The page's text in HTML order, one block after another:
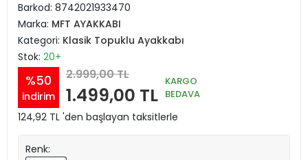
Barkod: 8742021933470
Marka: MFT AYAKKABI
Kategori: Klasik Topuklu Ayakkabı
Stok: 20+
%50
indirim
2.999,00 TL
1.499,00 TL
KARGO
BEDAVA
124,92 TL 'den başlayan taksitlerle
Renk: